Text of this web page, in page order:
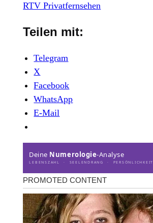
RTV Privatfernsehen
Teilen mit:
Telegram
X
Facebook
WhatsApp
E-Mail
Deine Numerologie-Analyse
LEBENSZAHL · SEELENDRANG · PERSÖNLICHKEIT